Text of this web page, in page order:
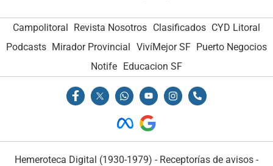
Campolitoral Revista Nosotros Clasificados CYD Litoral
Podcasts Mirador Provincial VivíMejor SF Puerto Negocios
Notife
Educacion SF
Hemeroteca Digital (1930-1979) - Receptorías de avisos -